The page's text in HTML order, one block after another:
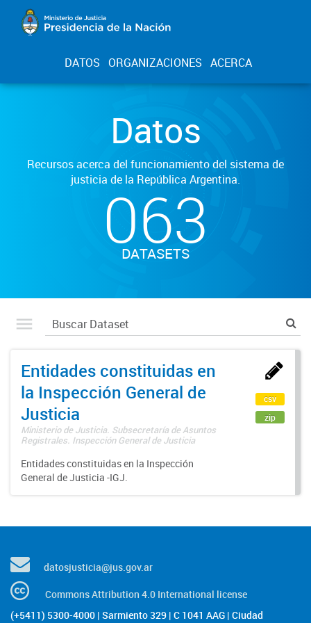
DATOS ORGANIZACIONES ACERCA
Datos
Recursos acerca del funcionamiento del sistema de
justicia de la República Argentina.
063
DATASETS
Entidades constituidas en
la Inspección General de
Justicia
Ministerio de Justicia. Subsecretaría de Asuntos
Registrales. Inspección General de Justicia
Entidades constituidas en la Inspección
General de Justicia -IGJ.
csv
zip
datosjusticia@jus.gov.ar
Commons Attribution 4.0 International license
(+5411) 5300-4000 | Sarmiento 329 | C 1041 AAG | Ciudad